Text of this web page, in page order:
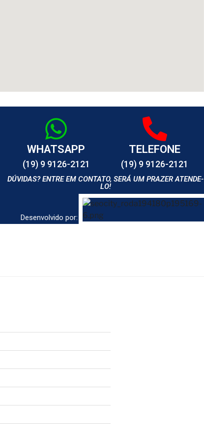
WHATSAPP
(19) 9 9126-2121
TELEFONE
(19) 9 9126-2121
DÚVIDAS? ENTRE EM CONTATO, SERÁ UM PRAZER ATENDE-
LO!
Desenvolvido por: